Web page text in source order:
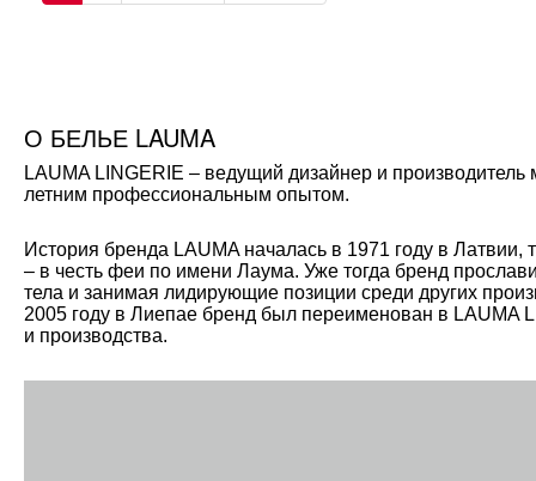
О БЕЛЬЕ LAUMA
LAUMA LINGERIE – ведущий дизайнер и
летним профессиональным опытом.
История бренда LAUMA началась в 1971 году в
– в честь феи по имени Лаума. Уже тогда бренд
тела и занимая лидирующие позиции среди других
2005 году в Лиепае бренд был переименован в LAUMA
и производства.